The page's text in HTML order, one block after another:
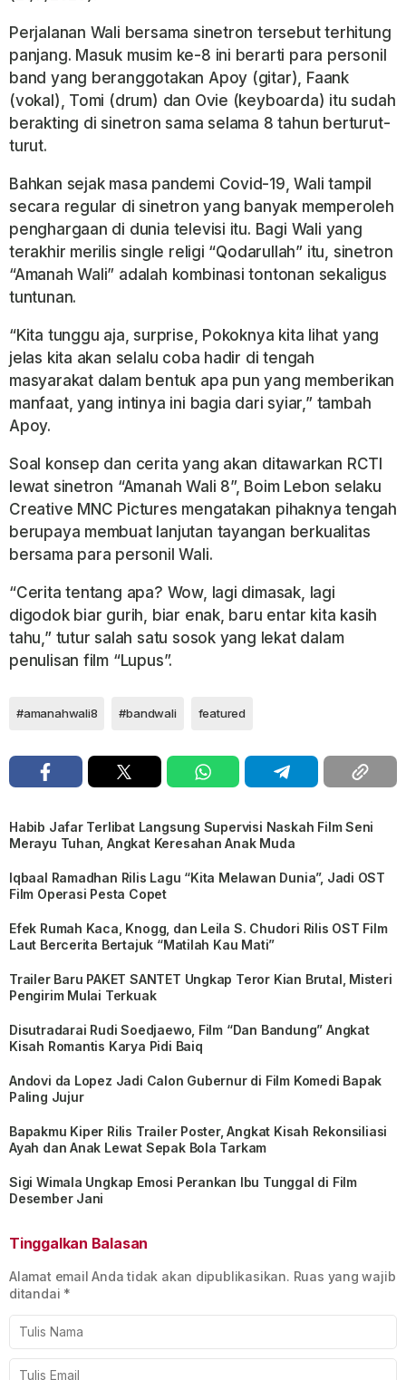
Perjalanan Wali bersama sinetron tersebut terhitung
panjang. Masuk musim ke-8 ini berarti para personil
band yang beranggotakan Apoy (gitar), Faank
(vokal), Tomi (drum) dan Ovie (keyboarda) itu sudah
berakting di sinetron sama selama 8 tahun berturut-
turut.
Bahkan sejak masa pandemi Covid-19, Wali tampil
secara regular di sinetron yang banyak memperoleh
penghargaan di dunia televisi itu. Bagi Wali yang
terakhir merilis single religi “Qodarullah” itu, sinetron
“Amanah Wali” adalah kombinasi tontonan sekaligus
tuntunan.
“Kita tunggu aja, surprise, Pokoknya kita lihat yang
jelas kita akan selalu coba hadir di tengah
masyarakat dalam bentuk apa pun yang memberikan
manfaat, yang intinya ini bagia dari syiar,” tambah
Apoy.
Soal konsep dan cerita yang akan ditawarkan RCTI
lewat sinetron “Amanah Wali 8”, Boim Lebon selaku
Creative MNC Pictures mengatakan pihaknya tengah
berupaya membuat lanjutan tayangan berkualitas
bersama para personil Wali.
“Cerita tentang apa? Wow, lagi dimasak, lagi
digodok biar gurih, biar enak, baru entar kita kasih
tahu,” tutur salah satu sosok yang lekat dalam
penulisan film “Lupus”.
#amanahwali8 #bandwali featured
Habib Jafar Terlibat Langsung Supervisi Naskah Film Seni
Merayu Tuhan, Angkat Keresahan Anak Muda
Iqbaal Ramadhan Rilis Lagu “Kita Melawan Dunia”, Jadi OST
Film Operasi Pesta Copet
Efek Rumah Kaca, Knogg, dan Leila S. Chudori Rilis OST Film
Laut Bercerita Bertajuk “Matilah Kau Mati”
Trailer Baru PAKET SANTET Ungkap Teror Kian Brutal, Misteri
Pengirim Mulai Terkuak
Disutradarai Rudi Soedjaewo, Film “Dan Bandung” Angkat
Kisah Romantis Karya Pidi Baiq
Andovi da Lopez Jadi Calon Gubernur di Film Komedi Bapak
Paling Jujur
Bapakmu Kiper Rilis Trailer Poster, Angkat Kisah Rekonsiliasi
Ayah dan Anak Lewat Sepak Bola Tarkam
Sigi Wimala Ungkap Emosi Perankan Ibu Tunggal di Film
Desember Jani
Tinggalkan Balasan
Alamat email Anda tidak akan dipublikasikan. Ruas yang wajib
ditandai *